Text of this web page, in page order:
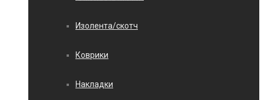
Изолента/скотч
Коврики
Накладки